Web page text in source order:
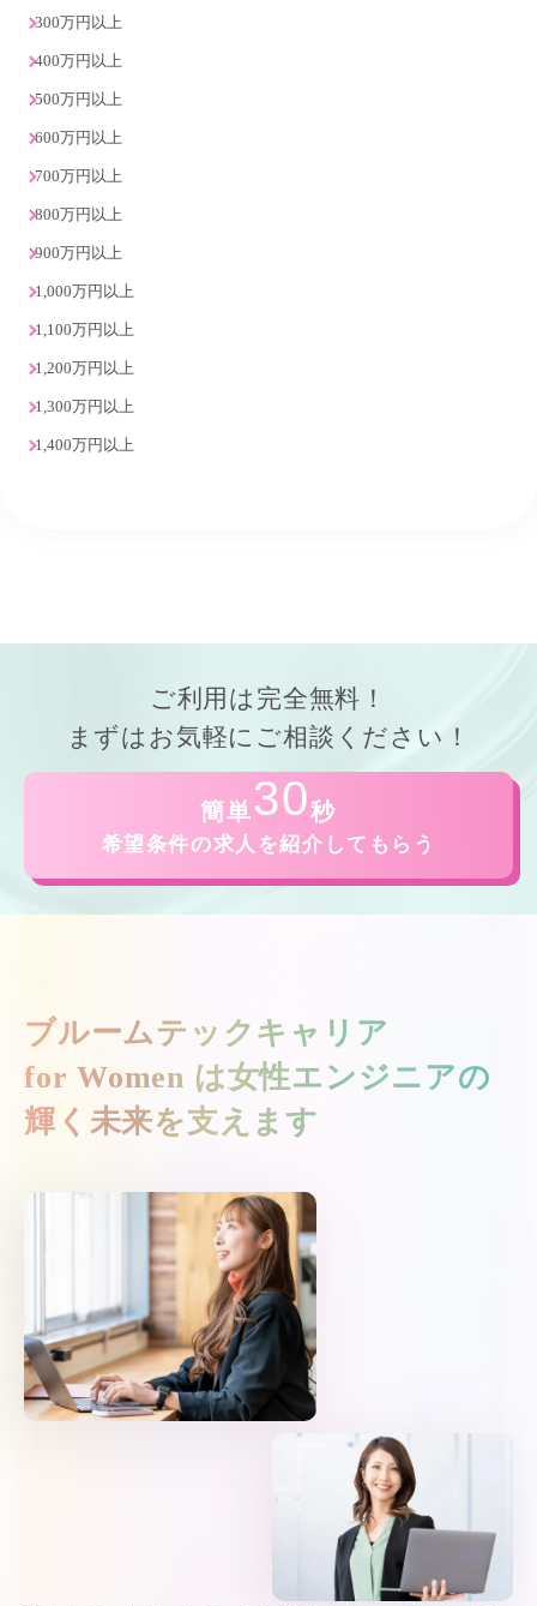
300万円以上
400万円以上
500万円以上
600万円以上
700万円以上
800万円以上
900万円以上
1,000万円以上
1,100万円以上
1,200万円以上
1,300万円以上
1,400万円以上
ご利用は 完全無料！
まずはお気軽にご相談ください！
簡単30秒
希望条件の求人を紹介してもらう
ブルームテックキャリア
for Women は女性エンジニアの
輝く未来を支えます